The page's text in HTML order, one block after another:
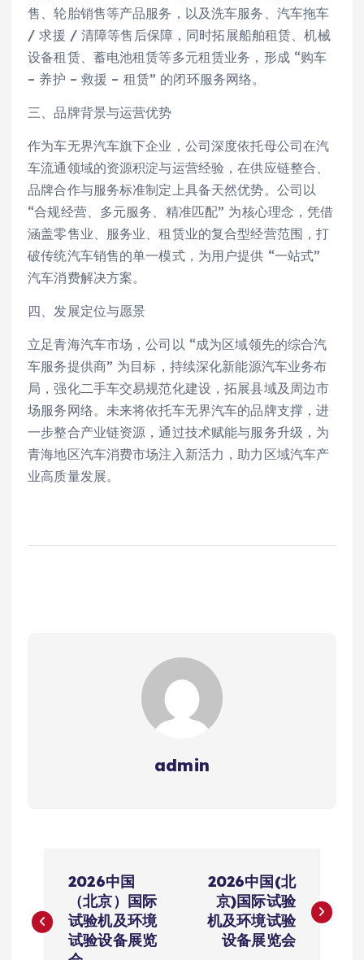
售、轮胎销售等产品服务，以及洗车服务、汽车拖车
/ 求援 / 清障等售后保障，同时拓展船舶租赁、机械
设备租赁、蓄电池租赁等多元租赁业务，形成 “购车
– 养护 – 救援 – 租赁” 的闭环服务网络。
三、品牌背景与运营优势
作为车无界汽车旗下企业，公司深度依托母公司在汽
车流通领域的资源积淀与运营经验，在供应链整合、
品牌合作与服务标准制定上具备天然优势。公司以
“合规经营、多元服务、精准匹配” 为核心理念，凭借
涵盖零售业、服务业、租赁业的复合型经营范围，打
破传统汽车销售的单一模式，为用户提供 “一站式”
汽车消费解决方案。
四、发展定位与愿景
立足青海汽车市场，公司以 “成为区域领先的综合汽
车服务提供商” 为目标，持续深化新能源汽车业务布
局，强化二手车交易规范化建设，拓展县域及周边市
场服务网络。未来将依托车无界汽车的品牌支撑，进
一步整合产业链资源，通过技术赋能与服务升级，为
青海地区汽车消费市场注入新活力，助力区域汽车产
业高质量发展。
admin
章
导
2026中国
（北京）国际
试验机及环境
试验设备展览
2026中国(北
京)国际试验
机及环境试验
设备展览会